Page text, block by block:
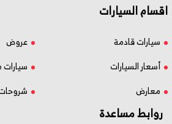
اقسام السيارات
سيارات قادمة
عروض
أسعار السيارات
معارض
روابط مساعدة